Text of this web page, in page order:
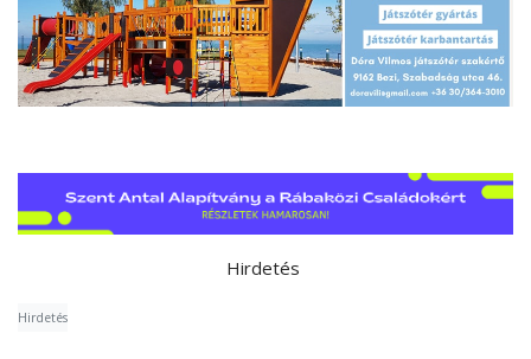
Hirdetés
Hirdetés